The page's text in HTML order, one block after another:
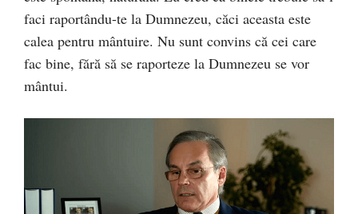
faci raportându-te la Dumnezeu, căci aceasta este
calea pentru mântuire. Nu sunt convins că cei care
fac bine, fără să se raporteze la Dumnezeu se vor
mântui.